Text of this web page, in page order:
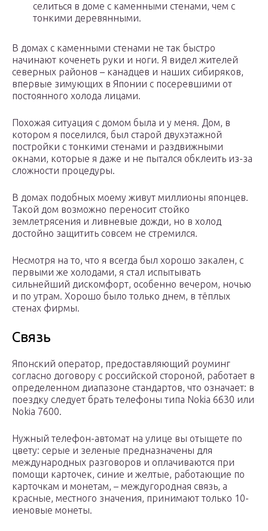
селиться в доме с каменными стенами, чем с
тонкими деревянными.
В домах с каменными стенами не так быстро
начинают коченеть руки и ноги. Я видел жителей
северных районов – канадцев и наших сибиряков,
впервые зимующих в Японии с посеревшими от
постоянного холода лицами.
Похожая ситуация с домом была и у меня. Дом, в
котором я поселился, был старой двухэтажной
постройки с тонкими стенами и раздвижными
окнами, которые я даже и не пытался обклеить из-за
сложности процедуры.
В домах подобных моему живут миллионы японцев.
Такой дом возможно переносит стойко
землетрясения и ливневые дожди, но в холод
достойно защитить совсем не стремился.
Несмотря на то, что я всегда был хорошо закален, с
первыми же холодами, я стал испытывать
сильнейший дискомфорт, особенно вечером, ночью
и по утрам. Хорошо было только днем, в тёплых
стенах фирмы.
Связь
Японский оператор, предоставляющий роуминг
согласно договору с российской стороной, работает в
определенном диапазоне стандартов, что означает: в
поездку следует брать телефоны типа Nokia 6630 или
Nokia 7600.
Нужный телефон-автомат на улице вы отыщете по
цвету: серые и зеленые предназначены для
международных разговоров и оплачиваются при
помощи карточек, синие и желтые, работающие по
карточкам и монетам, – междугородная связь, а
красные, местного значения, принимают только 10-
иеновые монеты.